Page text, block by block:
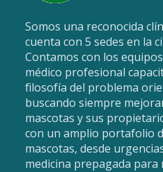
Somos una reconocida
cuenta con 5 sedes en la
Contamos con los
médico profesional
filosofía del problema
buscando siempre
mascotas y sus
con un amplio portafolio
mascotas, desde
medicina prepagada para